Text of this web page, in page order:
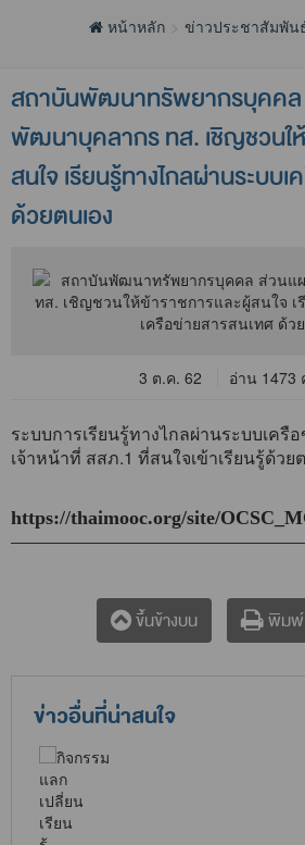
หน้าหลัก ข่าวประชาสัมพัน
สถาบันพัฒนาทรัพยากรบุคคล
พัฒนาบุคลากร ทส. เชิญชวนใ
สนใจ เรียนรู้ทางไกลผ่านระบบ
ด้วยตนเอง
3 ต.ค. 62 อ่าน 1473
ระบบการเรียนรู้ทางไกลผ่านระบบเครื
เจ้าหน้าที่ สสภ.1 ที่สนใจเข้าเรียนรู้ด้วย
https://thaimooc.org/site/
ขึ้นข้างบน พิมพ์
ข่าวอื่นที่น่าสนใจ